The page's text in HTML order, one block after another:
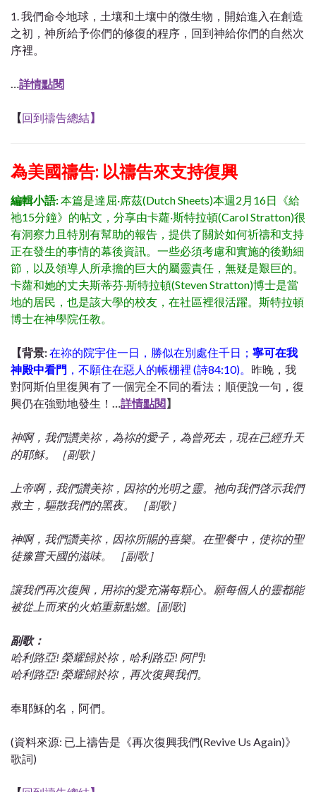
1. 我們命令地球，土壤和土壤中的微生物，開始進入在創造
之初，神所給予你們的修復的程序，回到神給你們的自然次
序裡。
詳情點閱
【回到禱告總結】
為美國禱告: 以禱告來支持復興
編輯小語:本篇是達屈·席茲(Dutch Sheets)本週2月16日《給
祂15分鐘》的帖文，分享由卡蘿·斯特拉頓(Carol Stratton)很
有洞察力且特別有幫助的報告，提供了關於如何祈禱和支持
正在發生的事情的幕後資訊。一些必須考慮和實施的後勤細
節，以及領導人所承擔的巨大的屬靈責任，無疑是艱巨的。
卡蘿和她的丈夫斯蒂芬·斯特拉頓(Steven Stratton)博士是當
地的居民，也是該大學的校友，在社區裡很活躍。斯特拉頓
博士在神學院任教。
【背景:在祢的院宇住一日，勝似在別處住千日； 寧可在我
神殿中看門 ，不願住在惡人的帳棚裡 (詩84:10)。 昨晚，我
對阿斯伯里復興有了一個完全不同的看法；順便說一句，復
興仍在強勁地發生！
詳情點閱】
神啊，我們讚美祢，為祢的愛子，
為曾死去，現在已經升天
的耶穌。［副歌］
上帝啊，我們讚美祢，因祢的光明之靈。 祂向我們啓示我們
救主，驅散我們的黑夜。 ［副歌］
神啊，我們讚美祢，因祢所賜的喜樂。 在聖餐中，使祢的聖
徒豫嘗天國的滋味。 ［副歌］
讓我們再次復興，用祢的愛充滿每顆心。
願每個人的靈都能
被從上而來的火焰重新點燃。[副歌]
副歌：
哈利路亞! 榮耀歸於祢，哈利路亞! 阿門!
哈利路亞! 榮耀歸於祢，再次復興我們。
奉耶穌的名，阿們。
(資料來源: 已上禱告是《再次復興我們(Revive Us Again)》
歌詞)